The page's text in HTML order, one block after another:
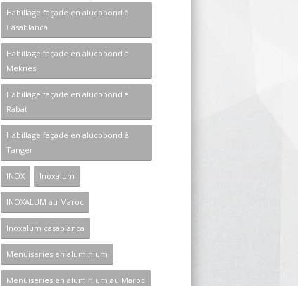
Habillage façade en alucobond à
Casablanca
Habillage façade en alucobond à
Meknès
Habillage façade en alucobond à
Rabat
Habillage façade en alucobond à
Tanger
INOX Inoxalum
INOXALUM au Maroc
Inoxalum casablanca
Menuiseries en aluminium
Menuiseries en aluminium au Maroc